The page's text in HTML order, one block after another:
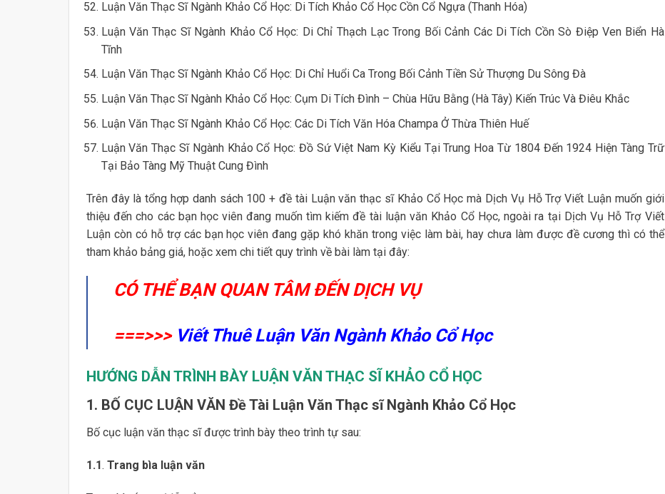
Luận Văn Thạc Sĩ Ngành Khảo Cổ Học: Di Tích Khảo Cổ Học Cồn Cổ Ngựa (Thanh Hóa)
Luận Văn Thạc Sĩ Ngành Khảo Cổ Học: Di Chỉ Thạch Lạc Trong Bối Cảnh Các Di Tích Cồn Sò Điệp Ven Biển Hà
Tĩnh
Luận Văn Thạc Sĩ Ngành Khảo Cổ Học: Di Chỉ Huổi Ca Trong Bối Cảnh Tiền Sử Thượng Du Sông Đà
Luận Văn Thạc Sĩ Ngành Khảo Cổ Học: Cụm Di Tích Đình – Chùa Hữu Bằng (Hà Tây) Kiến Trúc Và Điêu Khắc
Luận Văn Thạc Sĩ Ngành Khảo Cổ Học: Các Di Tích Văn Hóa Champa Ở Thừa Thiên Huế
Luận Văn Thạc Sĩ Ngành Khảo Cổ Học: Đồ Sứ Việt Nam Kỳ Kiểu Tại Trung Hoa Từ 1804 Đến 1924 Hiện Tàng Trữ
Tại Bảo Tàng Mỹ Thuật Cung Đình
Trên đây là tổng hợp danh sách 100 + đề tài Luận văn thạc sĩ Khảo Cổ Học mà Dịch Vụ Hỗ Trợ Viết Luận muốn giới
thiệu đến cho các bạn học viên đang muốn tìm kiếm đề tài luận văn Khảo Cổ Học, ngoài ra tại Dịch Vụ Hỗ Trợ Viết
Luận còn có hỗ trợ các bạn học viên đang gặp khó khăn trong việc làm bài, hay chưa làm được đề cương thì có thể
tham khảo bảng giá, hoặc xem chi tiết quy trình về bài làm tại đây:
CÓ THỂ BẠN QUAN TÂM ĐẾN DỊCH VỤ
===>>> Viết Thuê Luận Văn Ngành Khảo Cổ Học
HƯỚNG DẪN TRÌNH BÀY LUẬN VĂN THẠC SĨ KHẢO CỔ HỌC
1. BỐ CỤC LUẬN VĂN Đề Tài Luận Văn Thạc sĩ Ngành Khảo Cổ Học
Bố cục luận văn thạc sĩ được trình bày theo trình tự sau:
1.1. Trang bìa luận văn